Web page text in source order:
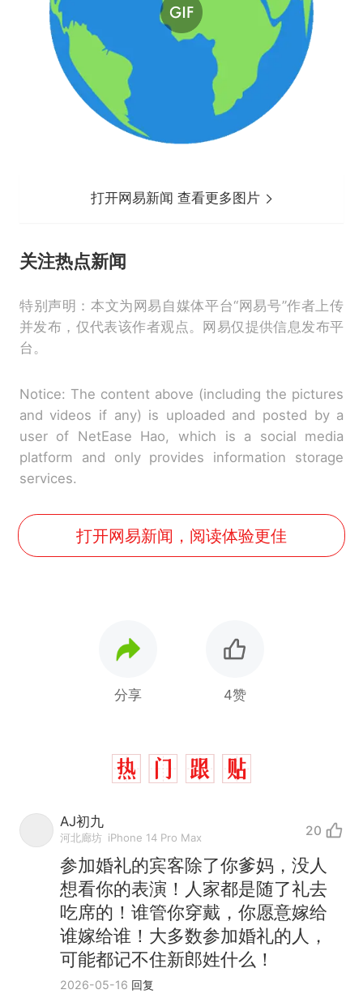
打开网易新闻 查看更多图片
关注热点新闻
特别声明：本文为网易自媒体平台“网易号”作者上传
并发布，仅代表该作者观点。网易仅提供信息发布平
台。
Notice: The content above (including the pictures
and videos if any) is uploaded and posted by a
user of NetEase Hao, which is a social media
platform and only provides information storage
services.
打开网易新闻，阅读体验更佳
分享 4赞
AJ初九
河北廊坊 iPhone 14 Pro Max 20
参加婚礼的宾客除了你爹妈，没人
想看你的表演！人家都是随了礼去
吃席的！谁管你穿戴，你愿意嫁给
谁嫁给谁！大多数参加婚礼的人，
可能都记不住新郎姓什么！
2026-05-16 回复